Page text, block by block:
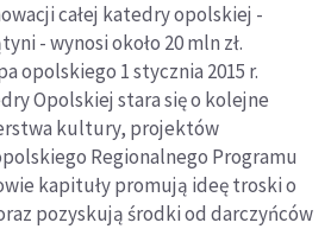
całej katedry opolskiej -
- wynosi około 20 mln zł.
opolskiego 1 stycznia 2015 r.
Opolskiej stara się o kolejne
kultury, projektów
Regionalnego Programu
kapituły promują ideę troski o
pozyskują środki od darczyńców